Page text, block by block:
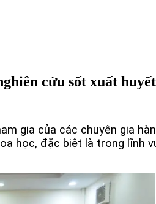
cứu sốt xuất huyết
gia của các chuyên gia
học, đặc biệt là trong lĩnh